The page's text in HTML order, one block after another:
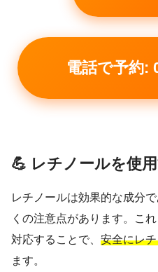
電話で予約:
💪 レチノールを使
レチノールは効果的な成分
くの注意点があります。こ
対応することで、 安全にレ
ます。